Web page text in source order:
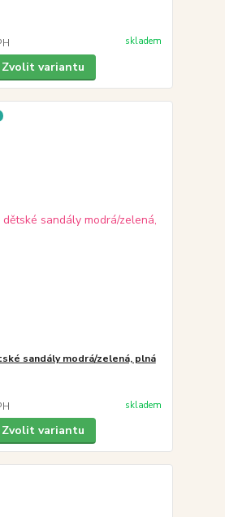
skladem
Zvolit variantu
sandály modrá/zelená, plná
skladem
Zvolit variantu